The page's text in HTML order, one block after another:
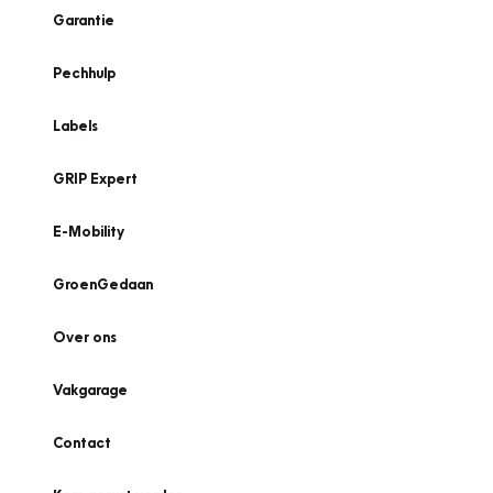
Garantie
Pechhulp
Labels
GRIP Expert
E-Mobility
GroenGedaan
Over ons
Vakgarage
Contact